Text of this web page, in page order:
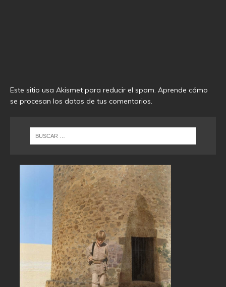
Este sitio usa Akismet para reducir el spam. Aprende cómo
se procesan los datos de tus comentarios.